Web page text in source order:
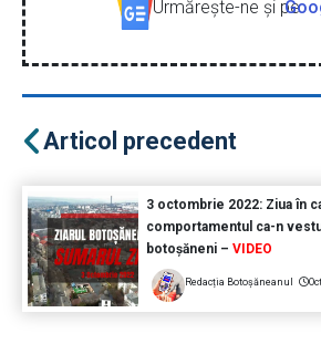
Urmăreşte-ne şi pe
Articol precedent
3 octombrie 2022: Ziua în
comportamentul ca-n
botoșăneni – VIDEO
Redacția Botoșăneanul